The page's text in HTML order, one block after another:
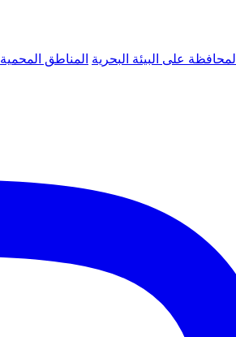
المحافظة على البيئة البحرية المناطق المحمية